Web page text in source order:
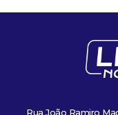
Rua João Ramiro